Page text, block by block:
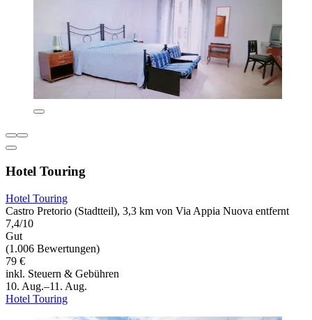
Hotel Touring
Hotel Touring
Castro Pretorio (Stadtteil), 3,3 km von Via Appia Nuova entfernt
7,4/10
Gut
(1.006 Bewertungen)
79 €
inkl. Steuern & Gebühren
10. Aug.–11. Aug.
Hotel Touring